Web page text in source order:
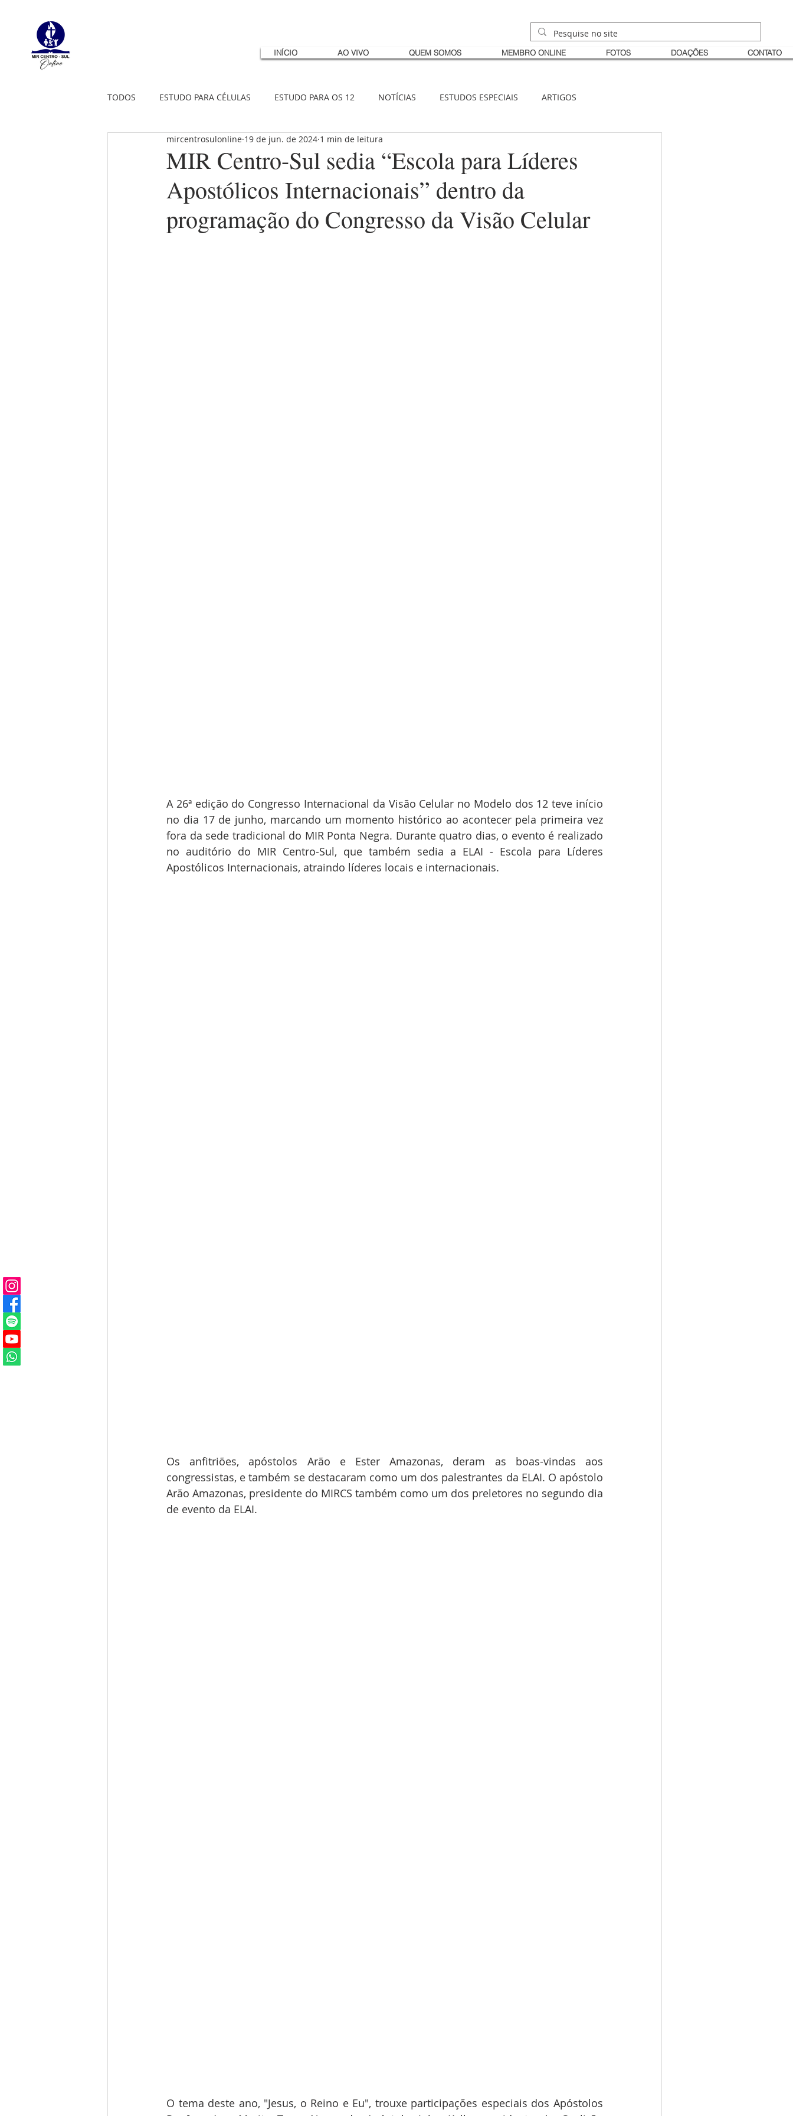
INÍCIO AO VIVO QUEM SOMOS MEMBRO ONLINE FOTOS DOAÇÕES CONTATO
TODOS ESTUDO PARA CÉLULAS ESTUDO PARA OS 12 NOTÍCIAS ESTUDOS ESPECIAIS ARTIGOS
MIR Centro-Sul sedia “Escola para Líderes
Apostólicos Internacionais” dentro da
programação do Congresso da Visão Celular
mircentrosulonline 19 de jun. de 2024 1 min de leitura
A 26ª edição do Congresso Internacional da Visão Celular no Modelo dos 12 teve início
no dia 17 de junho, marcando um momento histórico ao acontecer pela primeira vez
fora da sede tradicional do MIR Ponta Negra. Durante quatro dias, o evento é realizado
no auditório do MIR Centro-Sul, que também sedia a ELAI - Escola para Líderes
Apostólicos Internacionais, atraindo líderes locais e internacionais.
Os anfitriões, apóstolos Arão e Ester Amazonas, deram as boas-vindas aos
congressistas, e também se destacaram como um dos palestrantes da ELAI. O apóstolo
Arão Amazonas, presidente do MIRCS também como um dos preletores no segundo dia
de evento da ELAI.
O tema deste ano, "Jesus, o Reino e Eu", trouxe participações especiais dos Apóstolos